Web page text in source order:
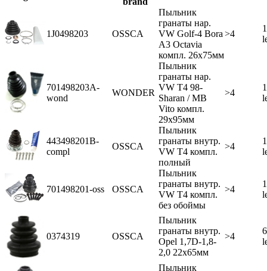
1J0498203 OSSCA
Пыльник
гранаты нар.
VW Golf-4 Bora
А3 Octavia
компл. 26x75мм
>4
701498203A-
wond
WONDER
Пыльник
гранаты нар.
VW T4 98-
Sharan / MB
Vito компл.
29x95мм
>4
443498201B-
compl
OSSCA
Пыльник
гранаты внутр.
VW T4 компл.
полный
>4
701498201-oss OSSCA
Пыльник
гранаты внутр.
VW T4 компл.
без обоймы
>4
0374319 OSSCA
Пыльник
гранаты внутр.
Opel 1,7D-1,8-
2,0 22x65мм
>4
Пыльник